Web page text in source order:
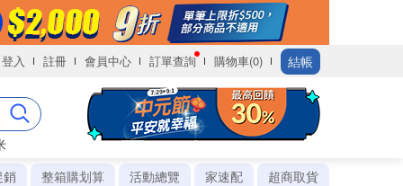
登入 註冊 會員中心 訂單查詢 購物車(0) 結帳
銷
整箱購划算 活動總覽 家速配
超商取貨